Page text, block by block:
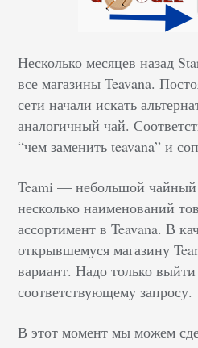
Несколько месяцев назад
все магазины Teavana.
сети начали искать
аналогичный чай.
“чем заменить teavana” и
Teami — небольшой
несколько наименований
ассортимент в Teavana. В
открывшемуся магазину
вариант. Надо только
соответствующему запросу.
В этот момент мы можем